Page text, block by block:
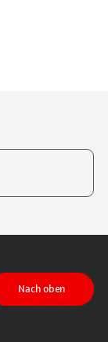
Nach oben